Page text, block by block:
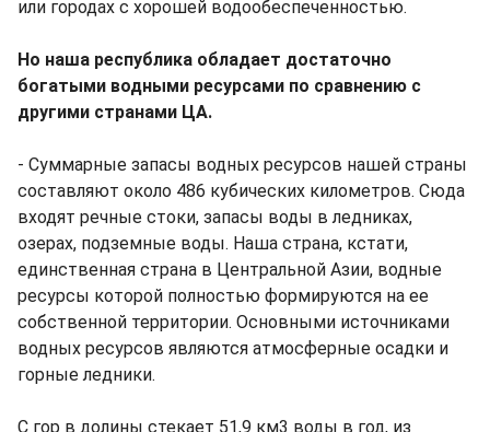
или городах с хорошей водообеспеченностью.
Но наша республика обладает достаточно
богатыми водными ресурсами по сравнению с
другими странами ЦА.
- Суммарные запасы водных ресурсов нашей страны
составляют около 486 кубических километров. Сюда
входят речные стоки, запасы воды в ледниках,
озерах, подземные воды. Наша страна, кстати,
единственная страна в Центральной Азии, водные
ресурсы которой полностью формируются на ее
собственной территории. Основными источниками
водных ресурсов являются атмосферные осадки и
горные ледники.
С гор в долины стекает 51,9 км3 воды в год, из